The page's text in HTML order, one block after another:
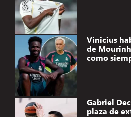
Vinicius
de
como
Gabriel
plaza de